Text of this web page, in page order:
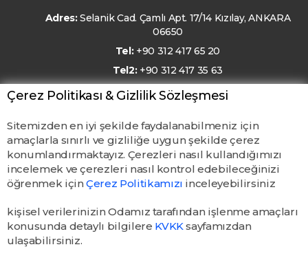
Adres:Selanik Cad. Çamlı Apt. 17/14 Kızılay, ANKARA
06650
Tel: +90 312 417 65 20
Tel2: +90 312 417 35 63
E-Posta: kmo@kmo.org.tr
Çerez Politikası & Gizlilik Sözleşmesi
Sitemizden en iyi şekilde faydalanabilmeniz için
amaçlarla sınırlı ve gizliliğe uygun şekilde çerez
konumlandırmaktayız. Çerezleri nasıl kullandığımızı
incelemek ve çerezleri nasıl kontrol edebileceğinizi
öğrenmek içinÇerez Politikamızı inceleyebilirsiniz
kişisel verilerinizin Odamız tarafından işlenme amaçları
konusunda detaylı bilgilere KVKKsayfamızdan
ulaşabilirsiniz.